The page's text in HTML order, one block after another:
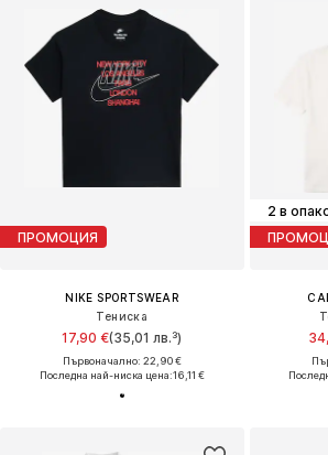
ПРОМОЦИЯ
NIKE SPORTSWEAR
Тениска
17,90 €(35,01 лв.³)
Първоначално: 22,90 €
Последна най-ниска цена:16,11 €
2 в